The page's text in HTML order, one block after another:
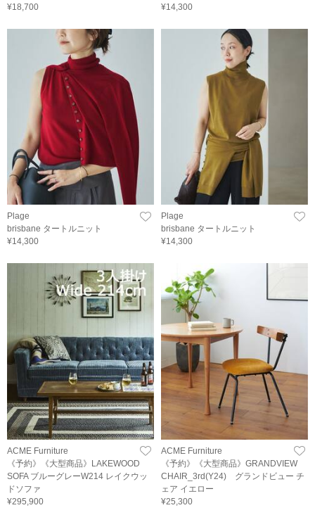
¥18,700
¥14,300
Plage
brisbane タートルニット
¥14,300
Plage
brisbane タートルニット
¥14,300
ACME Furniture
《予約》《大型商品》LAKEWOOD
SOFA ブルーグレーW214 レイクウッ
ドソファ
¥295,900
ACME Furniture
《予約》《大型商品》GRANDVIEW
CHAIR_3rd(Y24) グランドビュー チ
ェア イエロー
¥25,300